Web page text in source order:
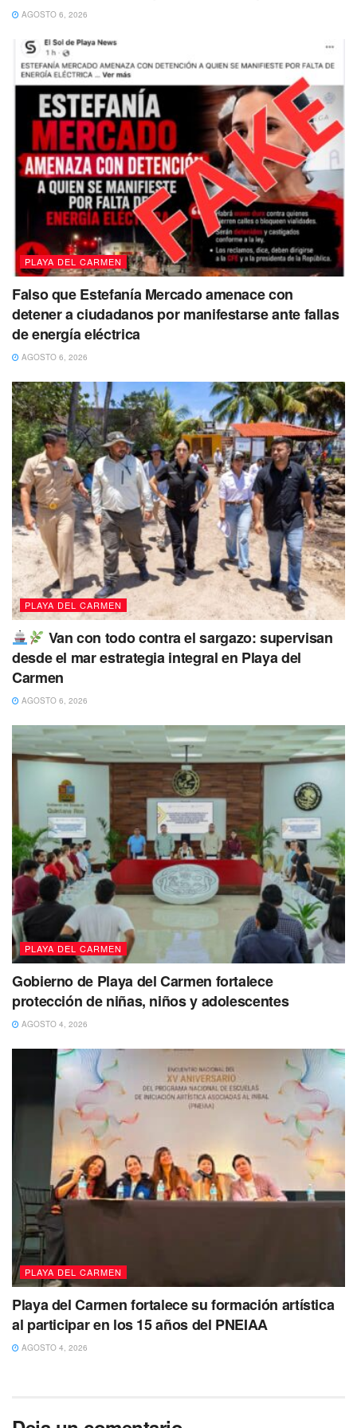
de esta manera pueda recibir la atención necesaria de
Te puede interesar Leer
AGOSTO 6, 2026
PLAYA DEL CARMEN
Falso que Estefanía Mercado amenace con
detener a ciudadanos por manifestarse ante fallas
de energía eléctrica
AGOSTO 6, 2026
PLAYA DEL CARMEN
Van con todo contra el sargazo: supervisan
desde el mar estrategia integral en Playa del
Carmen
AGOSTO 6, 2026
PLAYA DEL CARMEN
Gobierno de Playa del Carmen fortalece
protección de niñas, niños y adolescentes
AGOSTO 4, 2026
PLAYA DEL CARMEN
Playa del Carmen fortalece su formación artística
al participar en los 15 años del PNEIAA
AGOSTO 4, 2026